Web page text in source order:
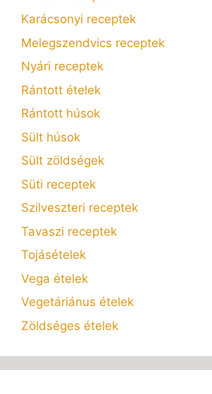
Karácsonyi receptek
Melegszendvics receptek
Nyári receptek
Rántott ételek
Rántott húsok
Sült húsok
Sült zöldségek
Süti receptek
Szilveszteri receptek
Tavaszi receptek
Tojásételek
Vega ételek
Vegetáriánus ételek
Zöldséges ételek